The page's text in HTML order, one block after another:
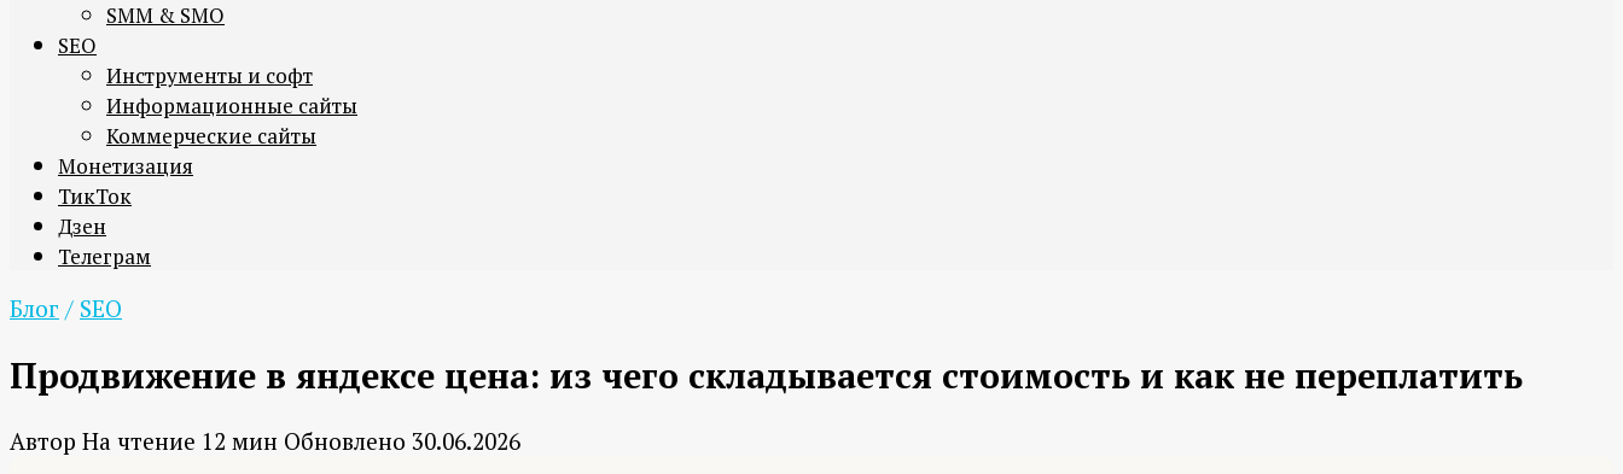
SMM & SMO
SEO
Инструменты и софт
Информационные сайты
Коммерческие сайты
Монетизация
ТикТок
Дзен
Телеграм
Блог / SEO
Продвижение в яндексе цена: из чего складывается стоимость и как не переплатить
Автор На чтение 12 мин Обновлено 30.06.2026